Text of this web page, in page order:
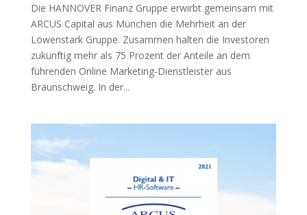
Die HANNOVER Finanz Gruppe erwirbt gemeinsam mit
ARCUS Capital aus München die Mehrheit an der
Löwenstark Gruppe. Zusammen halten die Investoren
zukünftig mehr als 75 Prozent der Anteile an dem
führenden Online Marketing-Dienstleister aus
Braunschweig. In der...